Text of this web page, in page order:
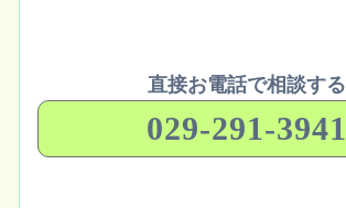
直接お電話で相談する
029-291-3941